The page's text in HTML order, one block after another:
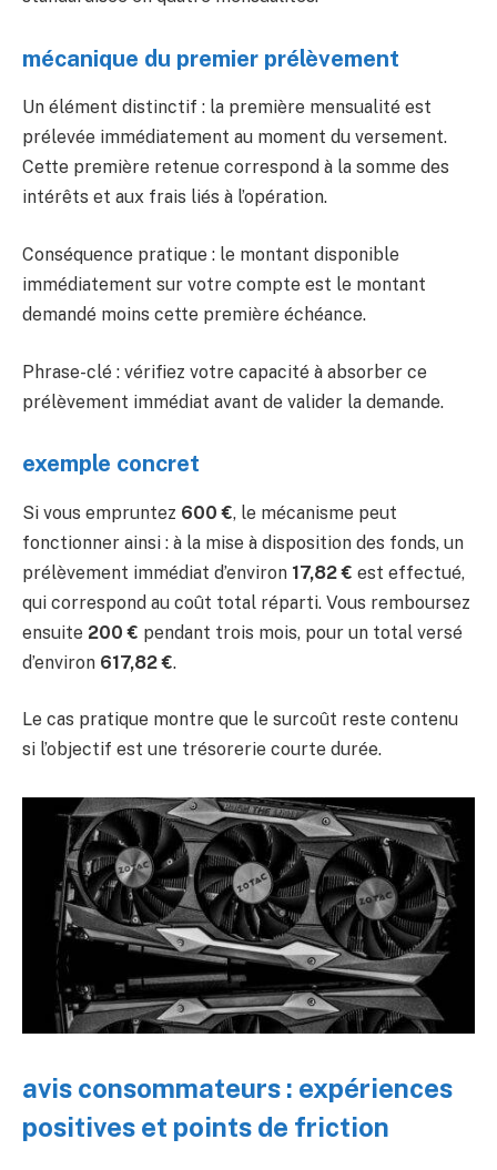
mécanique du premier prélèvement
Un élément distinctif : la première mensualité est
prélevée immédiatement au moment du versement.
Cette première retenue correspond à la somme des
intérêts et aux frais liés à l’opération.
Conséquence pratique : le montant disponible
immédiatement sur votre compte est le montant
demandé moins cette première échéance.
Phrase-clé : vérifiez votre capacité à absorber ce
prélèvement immédiat avant de valider la demande.
exemple concret
Si vous empruntez 600 €, le mécanisme peut
fonctionner ainsi : à la mise à disposition des fonds, un
prélèvement immédiat d’environ 17,82 € est effectué,
qui correspond au coût total réparti. Vous remboursez
ensuite 200 € pendant trois mois, pour un total versé
d’environ 617,82 €.
Le cas pratique montre que le surcoût reste contenu
si l’objectif est une trésorerie courte durée.
avis consommateurs : expériences
positives et points de friction